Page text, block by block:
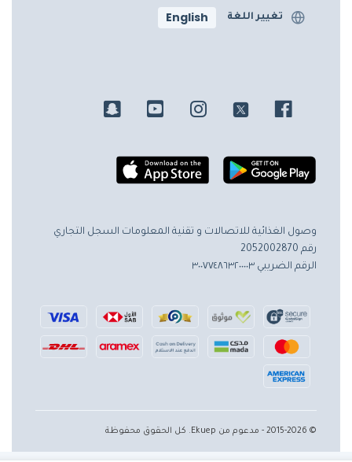
تغيير اللغة English
وصول الغذائية للاتصالات و تقنية المعلومات السجل التجاري
رقم 2052002870
الرقم الضريبي ٣٠٠٧٧٤٨٦٣٢٠٠٠٠٣
© 2015-2026 - مدعوم من Ekuep. كل الحقوق محفوظة